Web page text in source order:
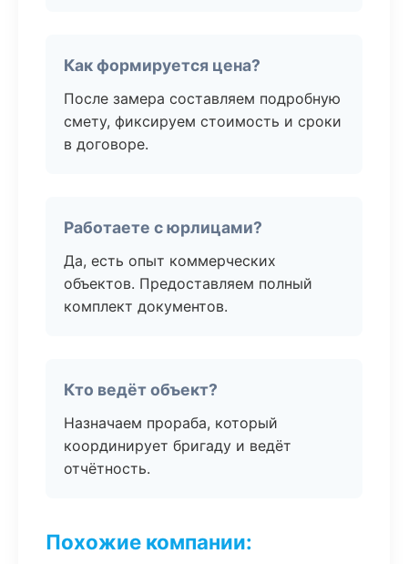
Как формируется цена?
После замера составляем подробную
смету, фиксируем стоимость и сроки
в договоре.
Работаете с юрлицами?
Да, есть опыт коммерческих
объектов. Предоставляем полный
комплект документов.
Кто ведёт объект?
Назначаем прораба, который
координирует бригаду и ведёт
отчётность.
Похожие компании: